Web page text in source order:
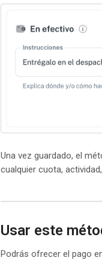
Una vez guardado, el
cualquier cuota,
Usar este
Podrás ofrecer el pago